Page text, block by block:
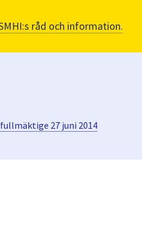
råd och information.
27 juni 2014